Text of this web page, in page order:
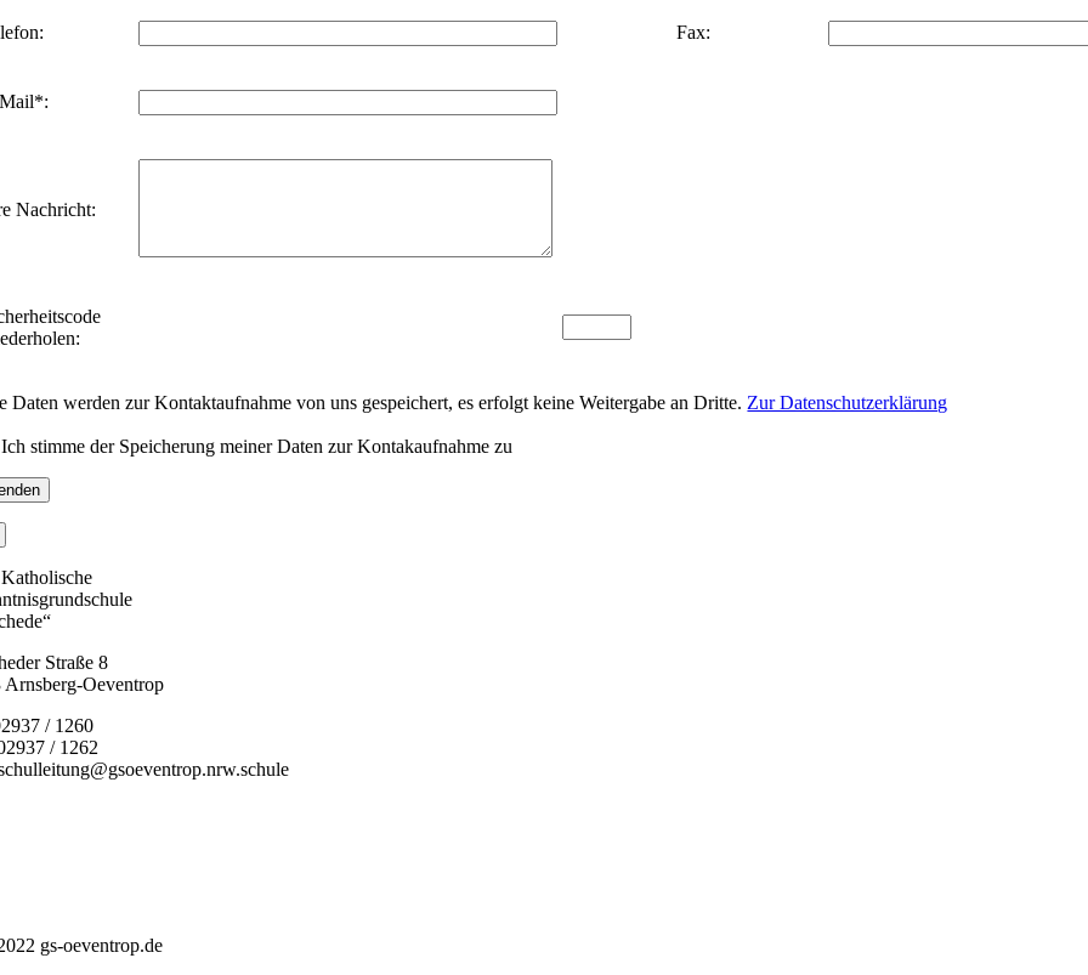
Fax:
Nachricht:
Daten werden zur Kontaktaufnahme von uns gespeichert, es erfolgt keine Weitergabe an Dritte.Zur Datenschutzerklärung
Ich stimme der Speicherung meiner Daten zur Kontakaufnahme zu
Straße 8
Arnsberg-Oeventrop
/ 1260
/ 1262
gs-oeventrop.de